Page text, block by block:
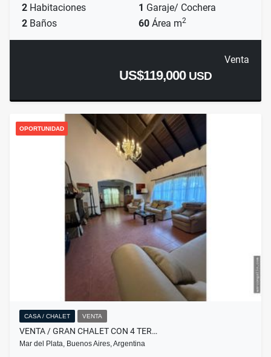
2 Habitaciones 1 Garaje/ Cochera
2 Baños 60 Área m2
Venta
US$119,000 USD
OPORTUNIDAD
CASA / CHALET VENTA
VENTA / GRAN CHALET CON 4 TER…
Mar del Plata, Buenos Aires, Argentina